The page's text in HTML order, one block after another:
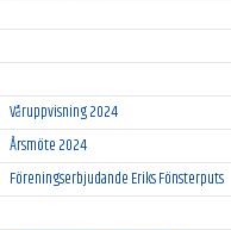
Våruppvisning 2024
Årsmöte 2024
Föreningserbjudande Eriks Fönsterputs